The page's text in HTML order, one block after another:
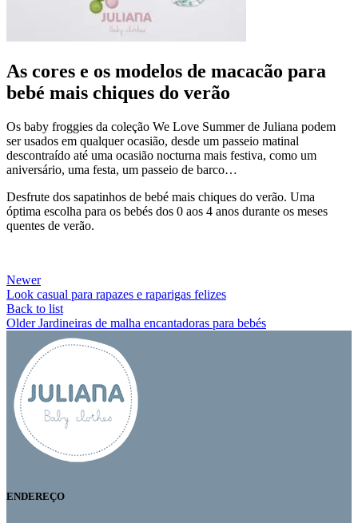
As cores e os modelos de macacão para
bebé mais chiques do verão
Os baby froggies da coleção We Love Summer de Juliana podem
ser usados em qualquer ocasião, desde um passeio matinal
descontraído até uma ocasião nocturna mais festiva, como um
aniversário, uma festa, um passeio de barco…
Desfrute dos sapatinhos de bebé mais chiques do verão. Uma
óptima escolha para os bebés dos 0 aos 4 anos durante os meses
quentes de verão.
Newer
Look casual para rapazes e raparigas felizes
Back to list
Older Jardineiras de malha encantadoras para bebés
ENDEREÇO